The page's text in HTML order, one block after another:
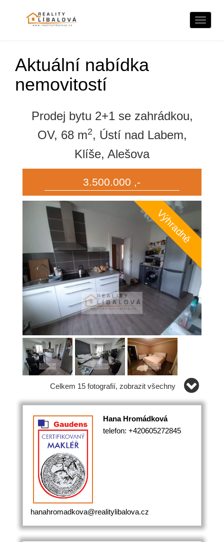
Aktuální nabídka
nemovitostí
Prodej bytu 2+1 se zahrádkou,
OV, 68 m2, Ústí nad Labem,
Klíše, Alešova
3.500.000 ,-
Celkem 15 fotografií, zobrazit všechny
Hana Hromádková
telefon: +420605272845
hanahromadkova@realitylibalova.cz